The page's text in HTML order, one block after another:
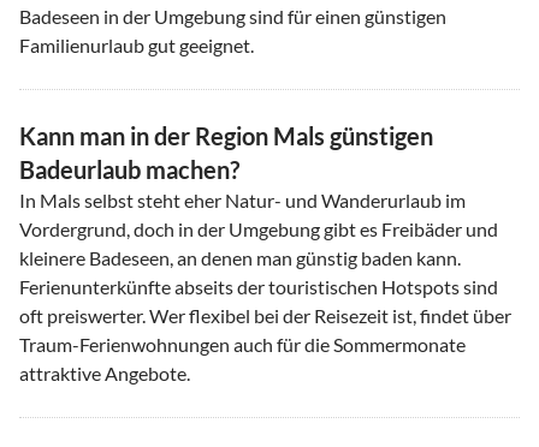
Badeseen in der Umgebung sind für einen günstigen
Familienurlaub gut geeignet.
Kann man in der Region Mals günstigen
Badeurlaub machen?
In Mals selbst steht eher Natur- und Wanderurlaub im
Vordergrund, doch in der Umgebung gibt es Freibäder und
kleinere Badeseen, an denen man günstig baden kann.
Ferienunterkünfte abseits der touristischen Hotspots sind
oft preiswerter. Wer flexibel bei der Reisezeit ist, findet über
Traum-Ferienwohnungen auch für die Sommermonate
attraktive Angebote.